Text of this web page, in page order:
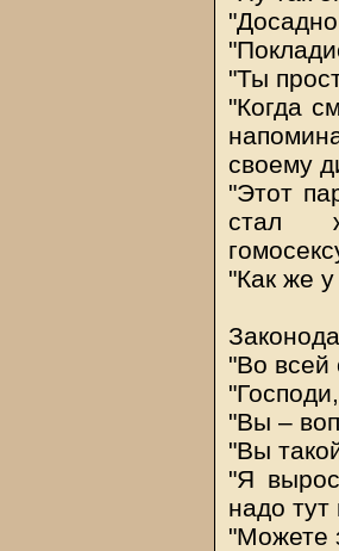
"Ты
"Когда
своему
"Этот
стал
"Как же
"Во всей
"Вы –
"Вы
"Я
надо
"Можете